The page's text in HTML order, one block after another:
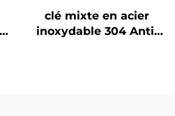
clé mixte en acier
inoxydable 304 Anti-